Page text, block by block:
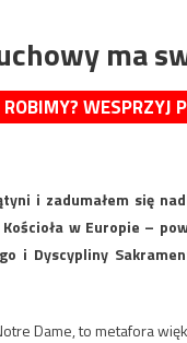
ma
WESPRZYJ
i zadumałem się
w Europie –
i Dyscypliny
Dame, to metafora